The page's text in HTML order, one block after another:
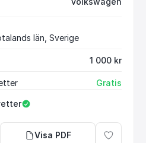
län, Sverige
1 000 kr
Gratis
Visa PDF